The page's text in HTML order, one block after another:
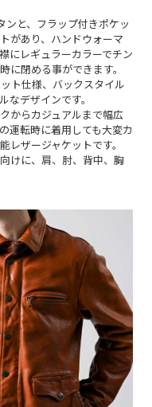
ンと、フラップ付きポケッ
があり、ハンドウォーマ
にレギュラーカラーでチン
に閉める事ができます。
ト仕様、バックスタイル
なデザインです。
からカジュアルまで幅広
運転時に着用しても大変カ
レザージャケットです。
けに、肩、肘、背中、胸